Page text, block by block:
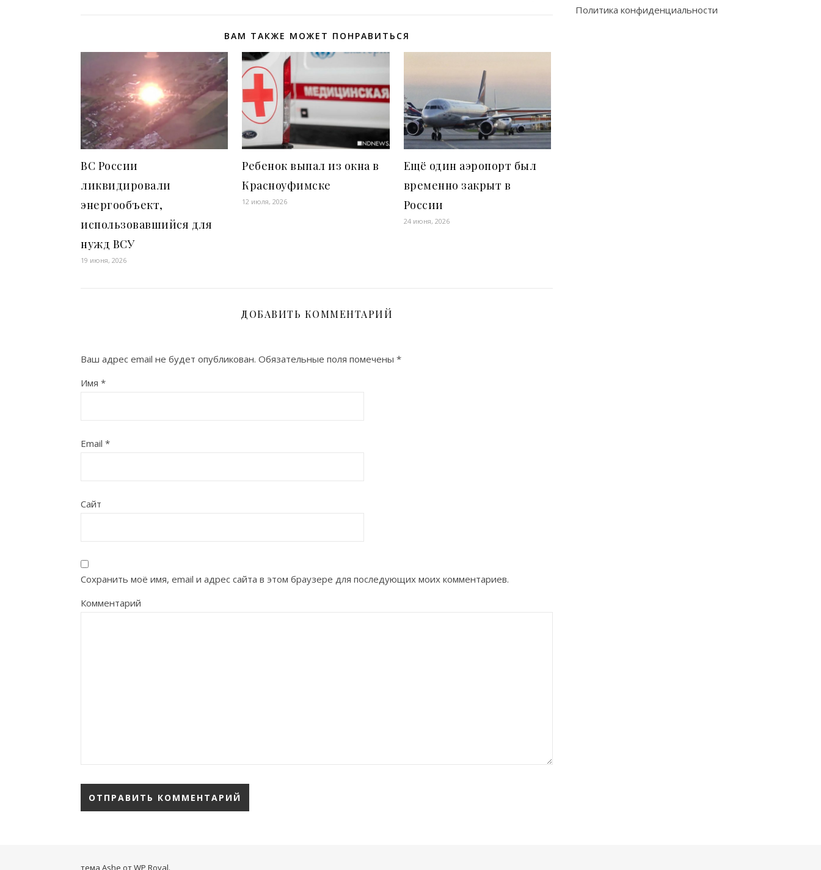
ВАМ ТАКЖЕ МОЖЕТ ПОНРАВИТЬСЯ
ВС России
ликвидировали
энергообъект,
использовавшийся для
нужд ВСУ
19 июня, 2026
Ребенок выпал из окна в
Красноуфимске
12 июля, 2026
Ещё один аэропорт был
временно закрыт в
России
24 июня, 2026
ДОБАВИТЬ КОММЕНТАРИЙ
Ваш адрес email не будет опубликован. Обязательные поля помечены *
Имя *
Email *
Сайт
Сохранить моё имя, email и адрес сайта в этом браузере для последующих моих комментариев.
Комментарий
Политика конфиденциальности
тема Ashe отWP Royal.